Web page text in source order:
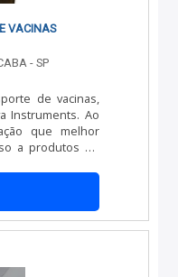
VACINAS
- SP
de vacinas,
Instruments. Ao
que melhor
a produtos de
é câmara para
o cliente
opções de
SOBRE